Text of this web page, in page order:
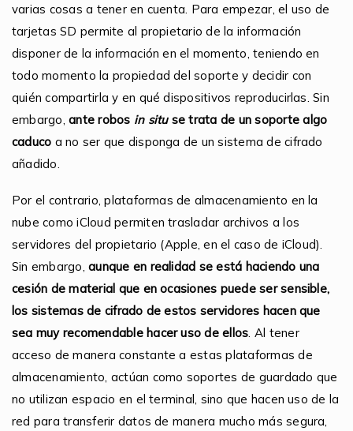
varias cosas a tener en cuenta. Para empezar, el uso de
tarjetas SD permite al propietario de la información
disponer de la información en el momento, teniendo en
todo momento la propiedad del soporte y decidir con
quién compartirla y en qué dispositivos reproducirlas. Sin
embargo,ante robos in situse trata de un soporte algo
caduco a no ser que disponga de un sistema de cifrado
añadido.
Por el contrario, plataformas de almacenamiento en la
nube como iCloud permiten trasladar archivos a los
servidores del propietario (Apple, en el caso de iCloud).
Sin embargo,aunque en realidad se está haciendo una
cesión de material que en ocasiones puede ser sensible,
los sistemas de cifrado de estos servidores hacen que
sea muy recomendable hacer uso de ellos . Al tener
acceso de manera constante a estas plataformas de
almacenamiento, actúan como soportes de guardado que
no utilizan espacio en el terminal, sino que hacen uso de la
red para transferir datos de manera mucho más segura,